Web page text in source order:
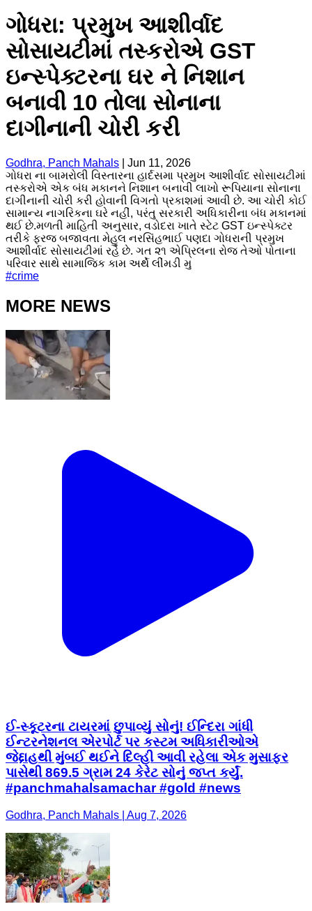
ગોધરા: પ્રમુખ આશીર્વાદ
સોસાયટીમાં તસ્કરોએ GST
ઇન્સ્પેક્ટરના ઘર ને નિશાન
બનાવી 10 તોલા સોનાના
દાગીનાની ચોરી કરી
Godhra, Panch Mahals
Jun 11, 2026
ગોધરા ના બામરોલી વિસ્તારના હાર્દસમા પ્રમુખ આશીર્વાદ સોસાયટીમાં
તસ્કરોએ એક બંધ મકાનને નિશાન બનાવી લાખો રૂપિયાના સોનાના
દાગીનાની ચોરી કરી હોવાની વિગતો પ્રકાશમાં આવી છે. આ ચોરી કોઈ
સામાન્ય નાગરિકના ઘરે નહીં, પરંતુ સરકારી અધિકારીના બંધ મકાનમાં
થઈ છે.મળતી માહિતી અનુસાર, વડોદરા ખાતે સ્ટેટ GST ઇન્સ્પેક્ટર
તરીકે ફરજ બજાવતા મેહુલ નરસિંહભાઈ પણદા ગોધરાની પ્રમુખ
આશીર્વાદ સોસાયટીમાં રહે છે. ગત ૨૧ એપ્રિલના રોજ તેઓ પોતાના
પરિવાર સાથે સામાજિક કામ અર્થે લીંમડી મુ
#crime
MORE NEWS
ઈ-સ્કૂટરના ટાયરમાં છુપાવ્યું સોનું! ઈન્દિરા ગાંધી
ઈન્ટરનેશનલ એરપોર્ટ પર કસ્ટમ અધિકારીઓએ
જેદ્દાહથી મુંબઈ થઈને દિલ્હી આવી રહેલા એક મુસાફર
પાસેથી 869.5 ગ્રામ 24 કેરેટ સોનું જપ્ત કર્યું.
#panchmahalsamachar #gold #news
Godhra, Panch Mahals | Aug 7, 2026